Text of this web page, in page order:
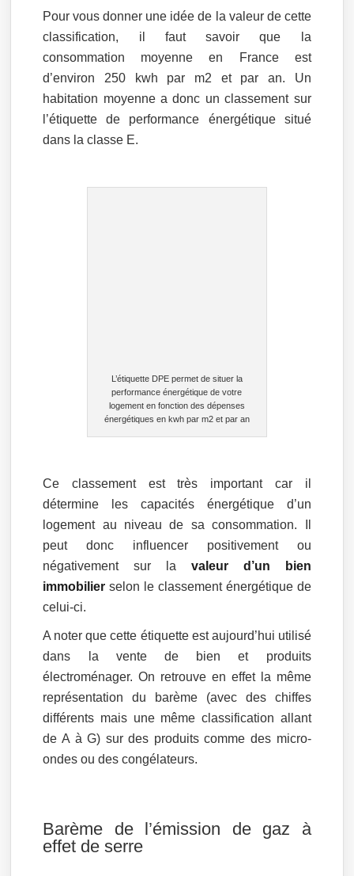
Pour vous donner une idée de la valeur de cette
classification, il faut savoir que la
consommation moyenne en France est
d’environ 250 kwh par m2 et par an. Un
habitation moyenne a donc un classement sur
l’étiquette de performance énergétique situé
dans la classe E.
L’étiquette DPE permet de situer la
performance énergétique de votre
logement en fonction des dépenses
énergétiques en kwh par m2 et par an
Ce classement est très important car il
détermine les capacités énergétique d’un
logement au niveau de sa consommation. Il
peut donc influencer positivement ou
négativement sur la valeur d’un bien
immobilier selon le classement énergétique de
celui-ci.
A noter que cette étiquette est aujourd’hui utilisé
dans la vente de bien et produits
électroménager. On retrouve en effet la même
représentation du barème (avec des chiffes
différents mais une même classification allant
de A à G) sur des produits comme des micro-
ondes ou des congélateurs.
Barème de l’émission de gaz à
effet de serre